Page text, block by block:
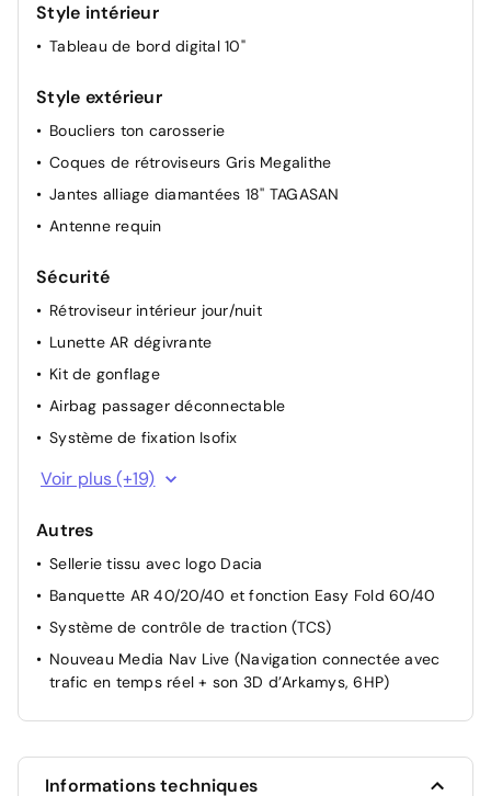
Rétroviseurs extérieurs électriques, dégivrants et
rabattable électriquement
Carte mains libres
Hayon électrique
Climatisation automatique bi-zone
Boîte de vitesse manuelle
Direction assistée
Style intérieur
Tableau de bord digital 10"
Style extérieur
Boucliers ton carosserie
Coques de rétroviseurs Gris Megalithe
Jantes alliage diamantées 18'' TAGASAN
Antenne requin
Sécurité
Rétroviseur intérieur jour/nuit
Lunette AR dégivrante
Kit de gonflage
Airbag passager déconnectable
Système de fixation Isofix
Frein de parking électrique
Mode éco
Allumage des feux automatique et essuie-glace
automatiques
Commutation automatique feux de croisement/route
Appel SOS (E-call)
Avertissement distance de sécurité
Voir plus (+19)
Autres
Sellerie tissu avec logo Dacia
Banquette AR 40/20/40 et fonction Easy Fold 60/40
Système de contrôle de traction (TCS)
Nouveau Media Nav Live (Navigation connectée avec
trafic en temps réel + son 3D d’Arkamys, 6HP)
Informations techniques